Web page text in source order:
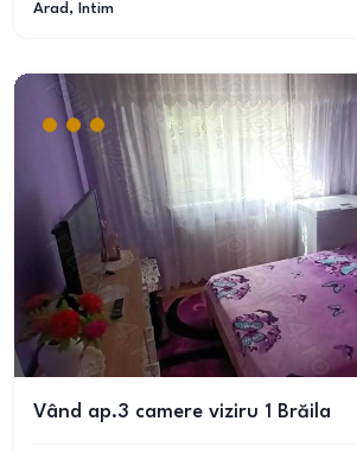
Arad , Intim
Vând ap.3 camere viziru 1 Brăila